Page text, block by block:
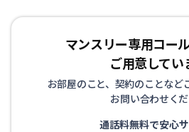
マンスリー専用コー
ご用意してい
お部屋のこと、契約のことなど
お問い合わせく
通話料無料で安心